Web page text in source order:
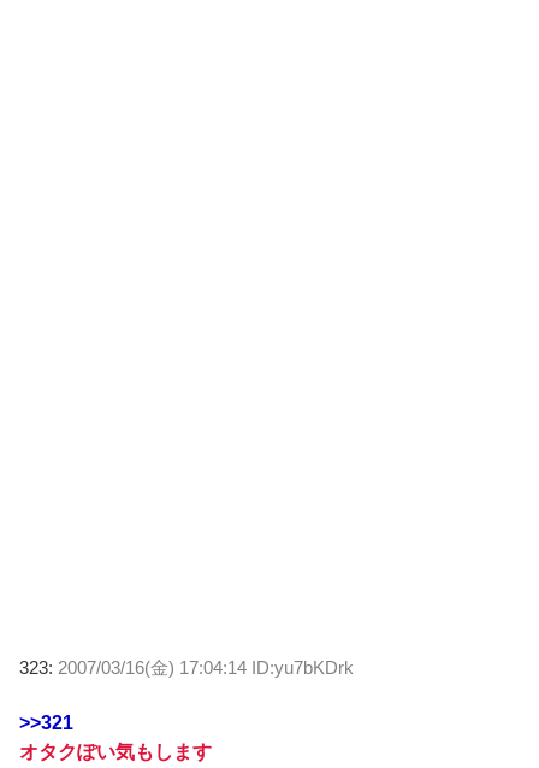
323: 2007/03/16(金) 17:04:14 ID:yu7bKDrk
>>321
オタクぽい気もします